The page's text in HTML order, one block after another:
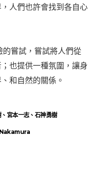
人們也許會找到各自心
的嘗試，嘗試將人們從
也提供一種氛圍，讓身
和自然的關係。
宮本一志、石神勇樹